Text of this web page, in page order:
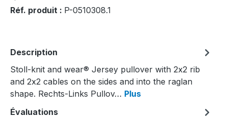
Réf. produit : P-0510308.1
Description
Stoll-knit and wear® Jersey pullover with 2x2 rib
and 2x2 cables on the sides and into the raglan
shape. Rechts-Links Pullov… Plus
Évaluations